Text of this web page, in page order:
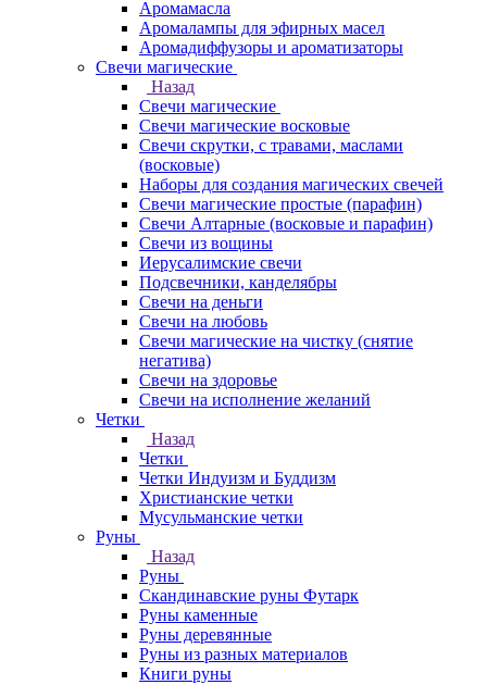
Аромамасла
Аромалампы для эфирных масел
Аромадиффузоры и ароматизаторы
Свечи магические
Назад
Свечи магические
Свечи магические восковые
Свечи скрутки, с травами, маслами
(восковые)
Наборы для создания магических свечей
Свечи магические простые (парафин)
Свечи Алтарные (восковые и парафин)
Свечи из вощины
Иерусалимские свечи
Подсвечники, канделябры
Свечи на деньги
Свечи на любовь
Свечи магические на чистку (снятие
негатива)
Свечи на здоровье
Свечи на исполнение желаний
Четки
Назад
Четки
Четки Индуизм и Буддизм
Христианские четки
Мусульманские четки
Руны
Назад
Руны
Скандинавские руны Футарк
Руны каменные
Руны деревянные
Руны из разных материалов
Книги руны